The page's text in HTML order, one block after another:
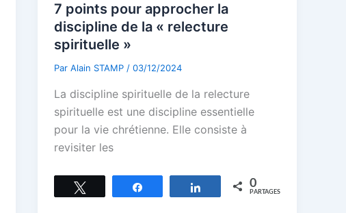
7 points pour approcher la
discipline de la « relecture
spirituelle »
ParAlain STAMP /03/12/2024
La discipline spirituelle de la relecture
spirituelle est une discipline essentielle
pour la vie chrétienne. Elle consiste à
revisiter les
Partagez 0
PARTAGES